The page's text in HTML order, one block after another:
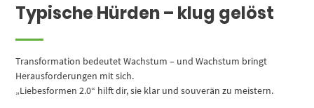
Typische Hürden – klug gelöst
Transformation bedeutet Wachstum – und Wachstum bringt
Herausforderungen mit sich.
„Liebesformen 2.0“ hilft dir, sie klar und souverän zu meistern.